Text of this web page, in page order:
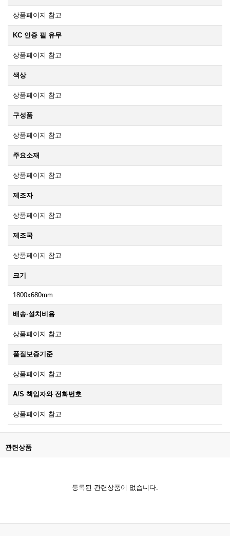
상품페이지 참고
KC 인증 필 유무
상품페이지 참고
색상
상품페이지 참고
구성품
상품페이지 참고
주요소재
상품페이지 참고
제조자
상품페이지 참고
제조국
상품페이지 참고
크기
1800x680mm
배송·설치비용
상품페이지 참고
품질보증기준
상품페이지 참고
A/S 책임자와 전화번호
상품페이지 참고
관련상품
등록된 관련상품이 없습니다.